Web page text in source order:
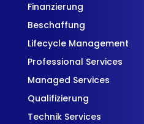
Finanzierung
Beschaffung
Lifecycle Management
Professional Services
Managed Services
Qualifizierung
Technik Services